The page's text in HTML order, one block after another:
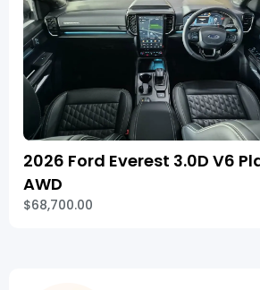
2026 Ford Everest 3.0D V6
AWD
$68,700.00